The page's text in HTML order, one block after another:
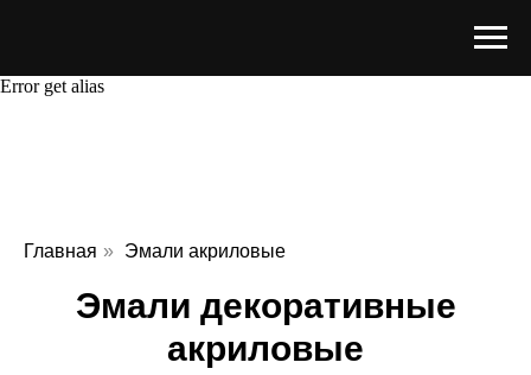
Error get alias
Главная » Эмали акриловые
Эмали декоративные
Эмали декоративные
акриловые